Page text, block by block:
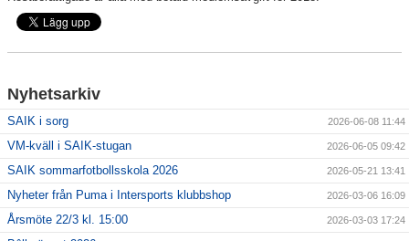
Klubbstugan
Stödmedlem
Nyhetsarkiv
SAIK i sorg 2026-06-08 11:44
VM-kväll i SAIK-stugan 2026-06-05 09:42
SAIK sommarfotbollsskola 2026 2026-05-21 13:41
Nyheter från Puma i Intersports klubbshop 2026-03-06 16:09
Årsmöte 22/3 kl. 15:00 2026-03-03 17:24